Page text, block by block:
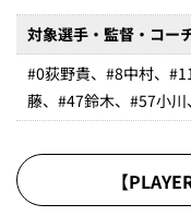
対象選手・監督・コー
#0荻野貴、#8中村、
藤、#47鈴木、#57小
【